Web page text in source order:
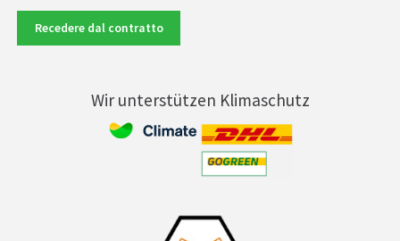
Recedere dal contratto
Wir unterstützen Klimaschutz